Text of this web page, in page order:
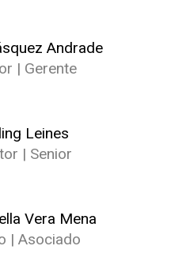
Andrade
| Gerente
Leines
| Senior
Vera Mena
| Asociado